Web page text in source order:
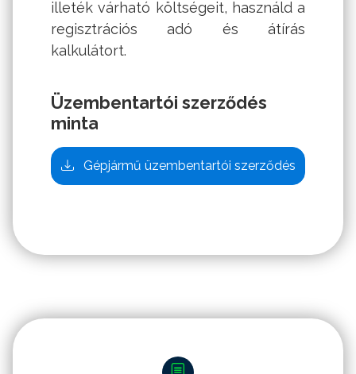
illeték várható költségeit, használd a
regisztrációs adó és átírás
kalkulátort.
Üzembentartói szerződés
minta
Gépjármű üzembentartói szerződés